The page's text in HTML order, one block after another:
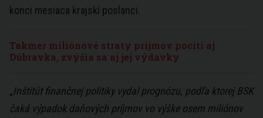
konci mesiaca krajskí poslanci.
Takmer miliónové straty príjmov pocíti aj
Dúbravka, zvýšia sa aj jej výdavky
„Inštitút finančnej politiky vydal prognózu, podľa ktorej BSK
čaká výpadok daňových príjmov vo výške osem miliónov